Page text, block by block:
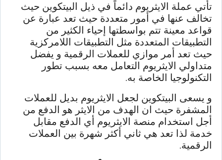
تأتي عملة الايثريوم دائماً في ذيل البيتكوين حيث
تخالف عنها في أمور متعددة حيث تعد عبارة عن
قواعد معينة تتم بواسطتها إحياء الكثير من
التطبيقات المتعددة مثل التطبيقات اللامركزية
حيث تعد أمر موازي للعملات الرقمية و يفضل
متداولي الايثريوم التعامل معه بسبب تطور
التكنولوجيا الخاصة به.
و يسعى البيتكوين لجعل الايثريوم بديل للعملات
المشفرة حيث ان الهدف من الايثر هو الدفع من
أجل استخدام منصة الايثريوم أي الدفع مقابل
خدمة لذا تعد هي ثاني أكثر شهرة بين العملات
الرقمية.